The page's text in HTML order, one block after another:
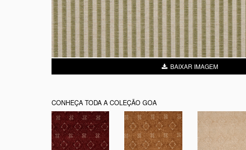
BAIXAR IMAGEM
CONHEÇA TODA A COLEÇÃO GOA